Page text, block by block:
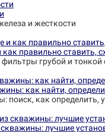
и жесткости
как правильно ставить,
грубой и
как найти,
поиск, как определить,
лучшие